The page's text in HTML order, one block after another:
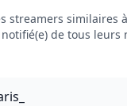
streamers similaires
de tous leurs